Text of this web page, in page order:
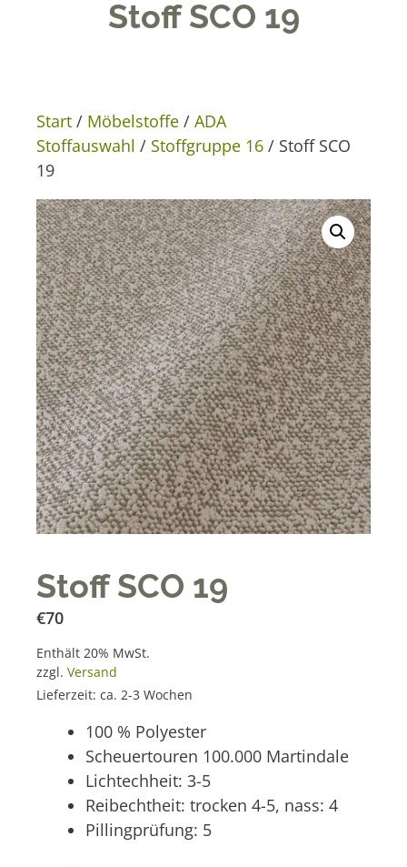
Stoff SCO 19
Start / Möbelstoffe / ADA
Stoffauswahl / Stoffgruppe 16 / Stoff SCO
19
Stoff SCO 19
€70
Enthält 20% MwSt.
zzgl. Versand
Lieferzeit: ca. 2-3 Wochen
100 % Polyester
Scheuertouren 100.000 Martindale
Lichtechheit: 3-5
Reibechtheit: trocken 4-5, nass: 4
Pillingprüfung: 5